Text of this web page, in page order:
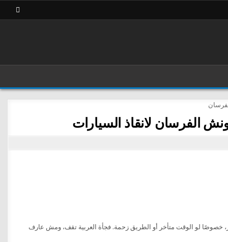
الفرسان لانقاذ السيارات
خصوصًا لو الوقت متأخر أو الطريق زحمة. فجأة العربية تقف، ومش عارف